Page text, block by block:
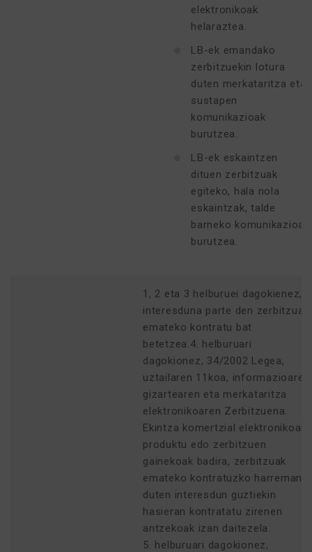
elektronikoak
helaraztea.
LB-ek emandako
zerbitzuekin lotura
duten merkataritza eta
sustapen
komunikazioak
burutzea.
LB-ek eskaintzen
dituen zerbitzuak
egiteko, hala nola
eskaintzak, talde
barneko komunikazioak
burutzea.
1, 2 eta 3 helburuei dagokienez,
interesduna parte den zerbitzuak
emateko kontratu bat
betetzea.4. helburuari
dagokionez, 34/2002 Legea,
uztailaren 11koa, informazioaren
gizartearen eta merkataritza
elektronikoaren Zerbitzuena.
Ekintza komertzial elektronikoak
produktu edo zerbitzuen
gainekoak badira, zerbitzuak
emateko kontratuzko harremana
duten interesdun guztiekin
hasieran kontratatu zirenen
antzekoak izan daitezela.
5. helburuari dagokionez,